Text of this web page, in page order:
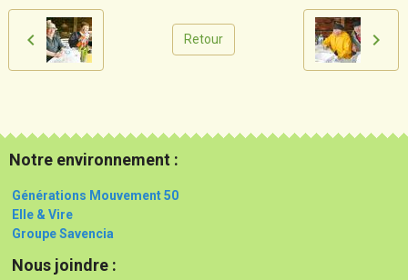
Retour
Notre environnement :
Générations Mouvement 50
Elle & Vire
Groupe Savencia
Nous joindre :